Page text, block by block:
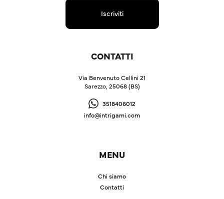
Iscriviti
CONTATTI
Via Benvenuto Cellini 21
Sarezzo, 25068 (BS)
3518406012
info@intrigami.com
MENU
Chi siamo
Contatti